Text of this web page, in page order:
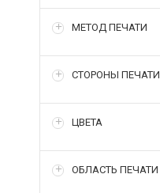
МЕТОД ПЕЧАТИ
СТОРОНЫ ПЕЧАТИ
ЦВЕТА
ОБЛАСТЬ ПЕЧАТИ